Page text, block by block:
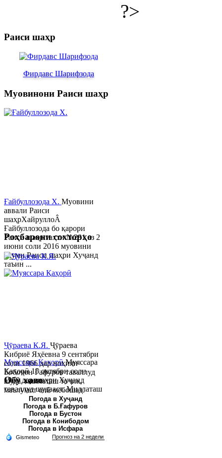
?>
Раиси шаҳр
Фирдавс Шарифзода
Муовинони Раиси шаҳр
Ғайбуллозода Х. Муовини
аввали Раиси
шаҳрХайруллоÂ
Ғайбуллозода бо қарори
Раиси шаҳр таҳти №281 аз 2
июни соли 2016 муовини
якуми Раиси шаҳри Хуҷанд
таъин ...
Муяссара ҚаҳорӣМуяссара
Қаҳорӣ 15 октябри соли
1979 дар шаҳри Хуҷанд
таваллуд шудааст. Миллаташ
тоҷик. Маълумот олӣ. Соли
2002 Донишгоҳи давлатии
Хуҷанд ба...
Роҳбарони сохторҳо
Ҷӯраева К.Я. Ҷӯраева
Кибриё Яҳёевна 9 сентябри
соли 1966 дар ноҳияи
Бобоҷон Ғафуров таваллуд
шуда, миллаташ тоҷик,
маълумот олӣ мебошад.
Соли 1997 Донишг...
Обу хаво
Погода в Хуҷанд
Погода в Б.Ғафуров
Погода в Бустон
Погода в Конибодом
Погода в Исфара